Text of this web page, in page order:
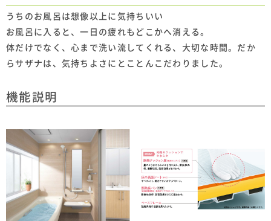
うちのお風呂は想像以上に気持ちいい
お風呂に入ると、一日の疲れもどこかへ消える。
体だけでなく、心まで洗い流してくれる、大切な時間。だか
らサザナは、気持ちよさにとことんこだわりました。
機能説明